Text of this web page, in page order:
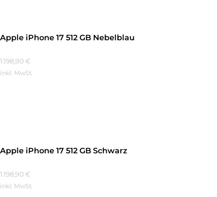
Apple iPhone 17 512 GB Nebelblau
1.198,90 €
inkl. MwSt.
Apple iPhone 17 512 GB Schwarz
1.198,90 €
inkl. MwSt.